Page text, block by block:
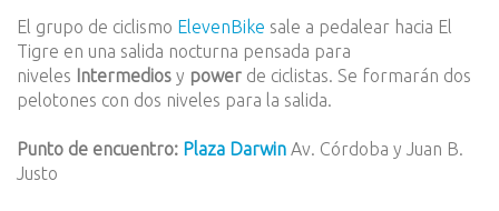
El grupo de ciclismo ElevenBike sale a pedalear hacia El
Tigre en una salida nocturna pensada para
niveles Intermedios y power de ciclistas. Se formarán dos
pelotones con dos niveles para la salida.
Punto de encuentro: Plaza Darwin Av. Córdoba y Juan B.
Justo